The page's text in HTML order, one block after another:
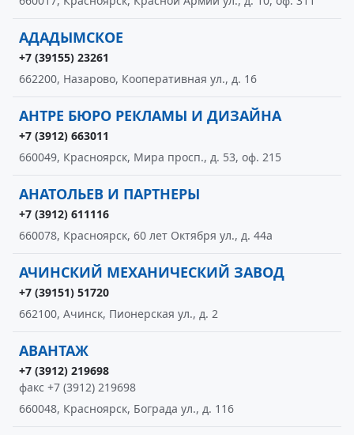
АДАДЫМСКОЕ
+7 (39155) 23261
662200, Назарово, Кооперативная ул., д. 16
АНТРЕ БЮРО РЕКЛАМЫ И ДИЗАЙНА
+7 (3912) 663011
660049, Красноярск, Мира просп., д. 53, оф. 215
АНАТОЛЬЕВ И ПАРТНЕРЫ
+7 (3912) 611116
660078, Красноярск, 60 лет Октября ул., д. 44а
АЧИНСКИЙ МЕХАНИЧЕСКИЙ ЗАВОД
+7 (39151) 51720
662100, Ачинск, Пионерская ул., д. 2
АВАНТАЖ
+7 (3912) 219698
факс +7 (3912) 219698
660048, Красноярск, Бограда ул., д. 116